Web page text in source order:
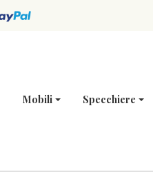
Mobili Specchiere